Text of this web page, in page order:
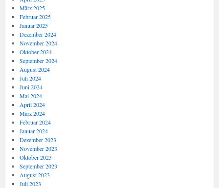
März 2025
Februar 2025
Januar 2025
Dezember 2024
November 2024
Oktober 2024
September 2024
August 2024
Juli 2024
Juni 2024
Mai 2024
April 2024
März 2024
Februar 2024
Januar 2024
Dezember 2023
November 2023
Oktober 2023
September 2023
August 2023
Juli 2023